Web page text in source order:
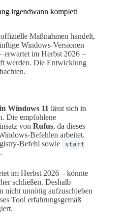
irgendwann komplett
Maßnahmen handelt,
Windows-Versionen
erwartet im Herbst 2026 –
werden. Die Entwicklung
Windows 11 lässt sich in
Die empfohlene
von Rufus, da dieses
Befehlen arbeitet.
Befehl sowie
start
im Herbst 2026 – könnte
schließen. Deshalb
nicht unnötig aufzuschieben
Tool erfahrungsgemäß